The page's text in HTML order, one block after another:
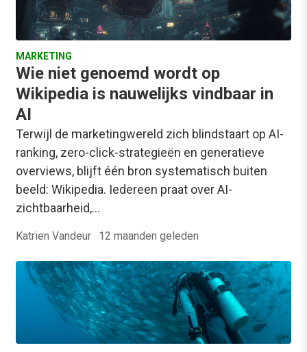
MARKETING
Wie niet genoemd wordt op
Wikipedia is nauwelijks vindbaar in
AI
Terwijl de marketingwereld zich blindstaart op AI-
ranking, zero-click-strategieën en generatieve
overviews, blijft één bron systematisch buiten
beeld: Wikipedia. Iedereen praat over AI-
zichtbaarheid,…
Katrien Vandeur · 12 maanden geleden